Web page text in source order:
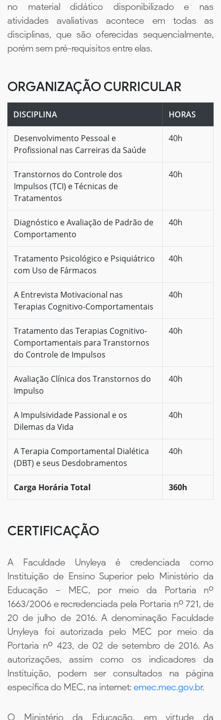
no material didático disponibilizado e nas
atividades avaliativas acontece em todas as
disciplinas, que são oferecidas sequencialmente,
porém sem pré-requisitos entre elas.
ORGANIZAÇÃO CURRICULAR
DISCIPLINA HORAS
Desenvolvimento Pessoal e
Profissional nas Carreiras da Saúde
40h
Transtornos do Controle dos
Impulsos (TCI) e Técnicas de
Tratamentos
40h
Diagnóstico e Avaliação de Padrão de
Comportamento
40h
Tratamento Psicológico e Psiquiátrico
com Uso de Fármacos
40h
A Entrevista Motivacional nas
Terapias Cognitivo-Comportamentais
40h
Tratamento das Terapias Cognitivo-
Comportamentais para Transtornos
do Controle de Impulsos
40h
Avaliação Clínica dos Transtornos do
Impulso
40h
A Impulsividade Passional e os
Dilemas da Vida
40h
A Terapia Comportamental Dialética
(DBT) e seus Desdobramentos
40h
Carga Horária Total 360h
CERTIFICAÇÃO
A Faculdade Unyleya é credenciada como
Instituição de Ensino Superior pelo Ministério da
Educação – MEC, por meio da Portaria nº
1663/2006 e recredenciada pela Portaria nº 721, de
20 de julho de 2016. A denominação Faculdade
Unyleya foi autorizada pelo MEC por meio da
Portaria nº 423, de 02 de setembro de 2016. As
autorizações, assim como os indicadores da
Instituição, podem ser consultados na página
específica do MEC, na internet: emec.mec.gov.br.
O Ministério da Educação, em virtude da